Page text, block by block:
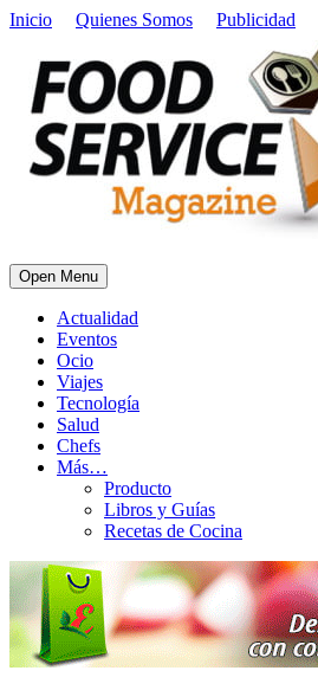
Inicio Quienes Somos Publicidad
Open Menu
Actualidad
Eventos
Ocio
Viajes
Tecnología
Salud
Chefs
Más…
Producto
Libros y Guías
Recetas de Cocina